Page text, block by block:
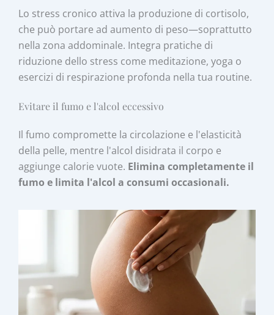
Lo stress cronico attiva la produzione di cortisolo,
che può portare ad aumento di peso—soprattutto
nella zona addominale. Integra pratiche di
riduzione dello stress come meditazione, yoga o
esercizi di respirazione profonda nella tua routine.
Evitare il fumo e l'alcol eccessivo
Il fumo compromette la circolazione e l'elasticità
della pelle, mentre l'alcol disidrata il corpo e
aggiunge calorie vuote. Elimina completamente il
fumo e limita l'alcol a consumi occasionali.